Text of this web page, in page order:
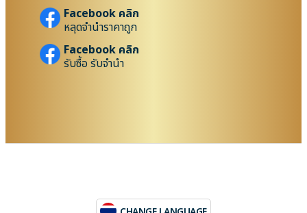
Facebook คลิก
หลุดจำนำราคาถูก
Facebook คลิก
รับซื้อ รับจำนำ